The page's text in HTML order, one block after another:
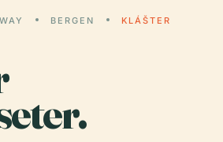
BERGEN
KLÁŠTER